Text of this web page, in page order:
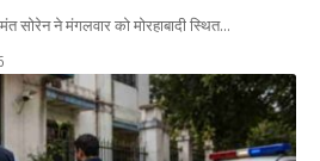
ने मंगलवार को मोरहाबादी स्थित…